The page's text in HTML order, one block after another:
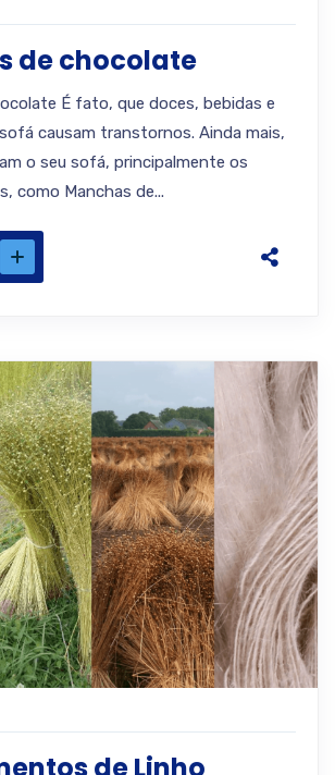
de chocolate
É fato, que doces, bebidas e
causam transtornos. Ainda mais,
o seu sofá, principalmente os
como Manchas de...